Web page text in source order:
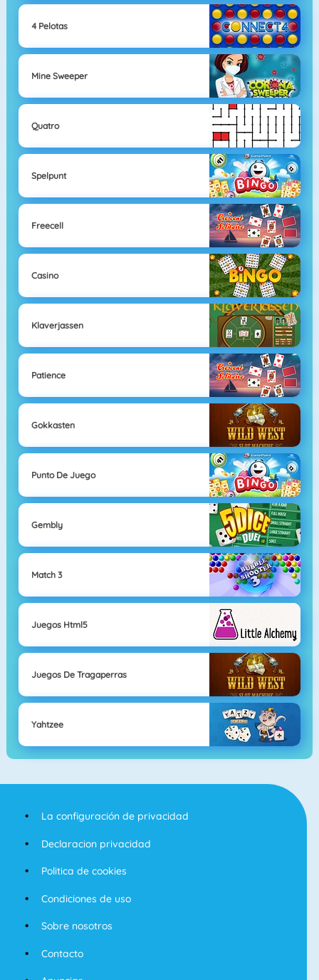
4 Pelotas
Mine Sweeper
Quatro
Spelpunt
Freecell
Casino
Klaverjassen
Patience
Gokkasten
Punto De Juego
Gembly
Match 3
Juegos Html5
Juegos De Tragaperras
Yahtzee
La configuración de privacidad
Declaracion privacidad
Politica de cookies
Condiciones de uso
Sobre nosotros
Contacto